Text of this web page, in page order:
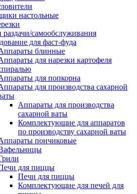
настольные
самообслуживания
для фаст-фуда
блинные
для нарезки картофеля
для попкорна
для производства сахарной
Аппараты для производства
сахарной ваты
Комплектующие для аппаратов
по производству сахарной ваты
пончиковые
для пиццы
Печи для пиццы
Комплектующие для печей для